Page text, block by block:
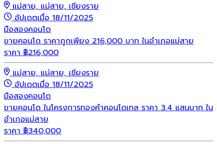
แม่สาย, แม่สาย, เชียงราย
อัปเดตเมื่อ 18/11/2025
มือสองคอนโด
ขายคอนโด ราคาถูกเพียง 216,000 บาท ในอำเภอแม่สาย
ราคา ฿216,000
แม่สาย, แม่สาย, เชียงราย
อัปเดตเมื่อ 18/11/2025
มือสองคอนโด
ขายคอนโด ในโครงการทองคำคอนโดเทล ราคา 3.4 แสนบาท ใน
อำเภอแม่สาย
ราคา ฿340,000